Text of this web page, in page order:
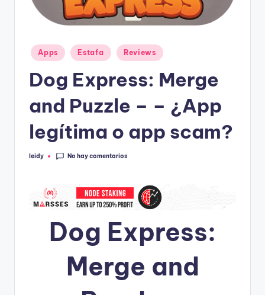
Publicado
en
Apps Estafa Reviews
Dog Express: Merge
and Puzzle – – ¿App
legítima o app scam?
Publicado
leidy No hay comentarios
Dog Express:
Merge and